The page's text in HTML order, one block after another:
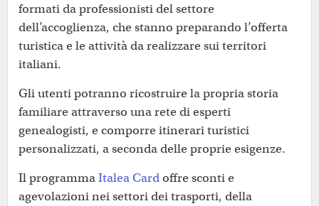
formati da professionisti del settore
dell’accoglienza, che stanno preparando l’offerta
turistica e le attività da realizzare sui territori
italiani.
Gli utenti potranno ricostruire la propria storia
familiare attraverso una rete di esperti
genealogisti, e comporre itinerari turistici
personalizzati, a seconda delle proprie esigenze.
Il programmaItalea Card offre sconti e
agevolazioni nei settori dei trasporti, della